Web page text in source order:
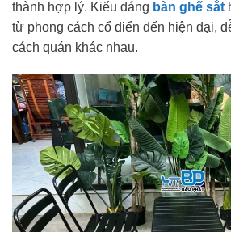
thành hợp lý. Kiểu dáng bàn ghế sắt
từ phong cách cổ điển đến hiện đại,
cách quán khác nhau.